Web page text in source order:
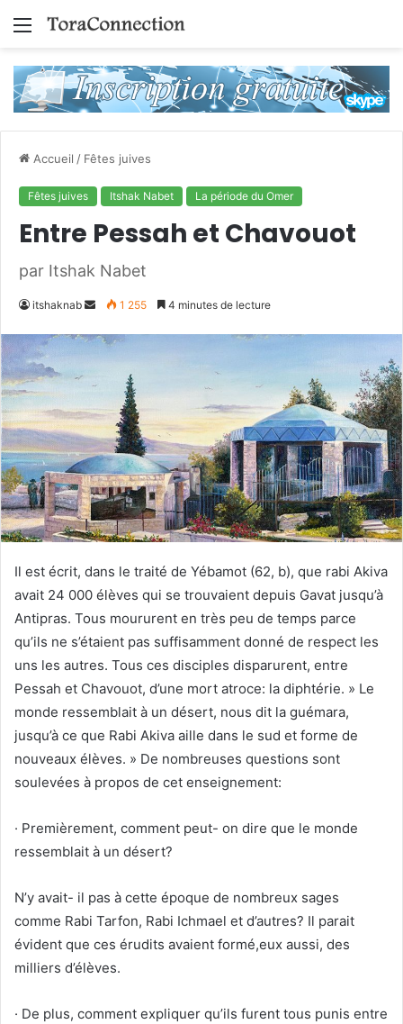
Menu
Accueil / Fêtes juives
Fêtes juives Itshak Nabet La période du Omer
Entre Pessah et Chavouot
par Itshak Nabet
itshaknab
Envoyer
courriel
1 255 4 minutes de lecture
Il est écrit, dans le traité de Yébamot (62, b), que rabi Akiva
avait 24 000 élèves qui se trouvaient depuis Gavat jusqu’à
Antipras. Tous moururent en très peu de temps parce
qu’ils ne s’étaient pas suffisamment donné de respect les
uns les autres. Tous ces disciples disparurent, entre
Pessah et Chavouot, d’une mort atroce: la diphtérie. » Le
monde ressemblait à un désert, nous dit la guémara,
jusqu’à ce que Rabi Akiva aille dans le sud et forme de
nouveaux élèves. » De nombreuses questions sont
soulevées à propos de cet enseignement:
· Premièrement, comment peut- on dire que le monde
ressemblait à un désert?
N’y avait- il pas à cette époque de nombreux sages
comme Rabi Tarfon, Rabi Ichmael et d’autres? Il parait
évident que ces érudits avaient formé,eux aussi, des
milliers d’élèves.
· De plus, comment expliquer qu’ils furent tous punis entre